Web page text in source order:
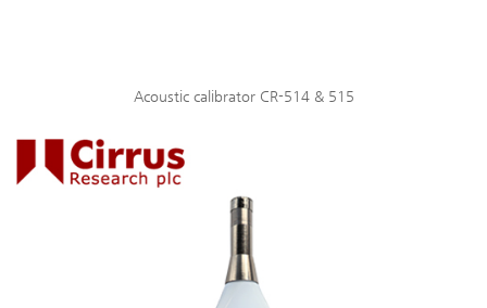
Acoustic calibrator CR-514 & 515